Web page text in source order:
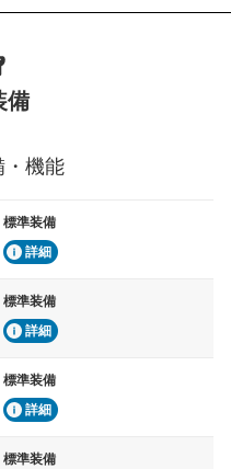
備
・機能
標準装備
詳細
標準装備
詳細
標準装備
詳細
標準装備